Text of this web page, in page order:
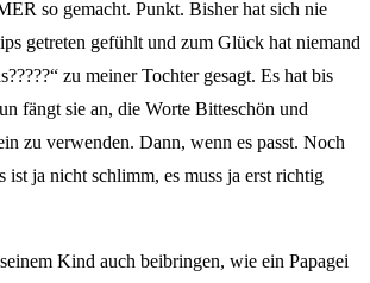
so gemacht. Punkt. Bisher hat sich nie
getreten gefühlt und zum Glück hat niemand
zu meiner Tochter gesagt. Es hat bis
fängt sie an, die Worte Bitteschön und
zu verwenden. Dann, wenn es passt. Noch
ist ja nicht schlimm, es muss ja erst richtig
Kind auch beibringen, wie ein Papagei